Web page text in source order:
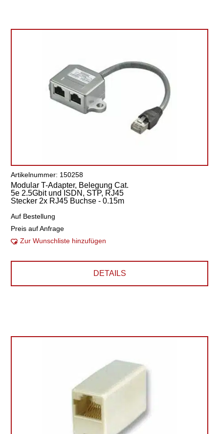
Artikelnummer: 150258
Modular T-Adapter, Belegung Cat.
5e 2.5Gbit und ISDN, STP, RJ45
Stecker 2x RJ45 Buchse - 0.15m
Auf Bestellung
Preis auf Anfrage
Zur Wunschliste hinzufügen
DETAILS